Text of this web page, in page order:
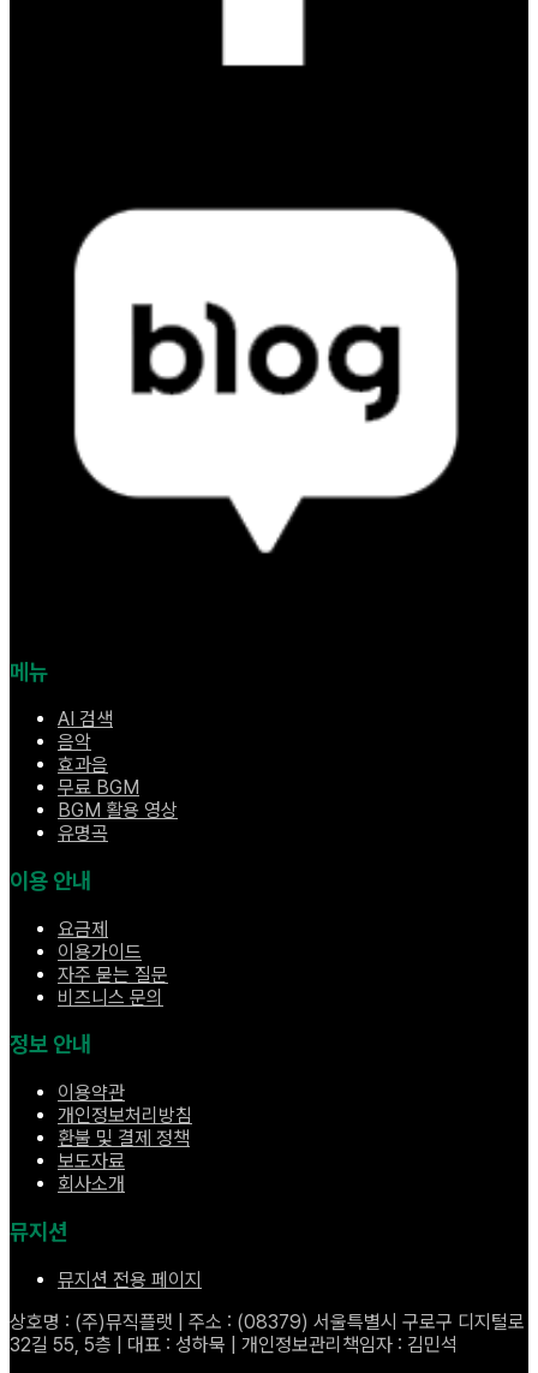
메뉴
AI 검색
음악
효과음
무료 BGM
BGM 활용 영상
유명곡
이용 안내
요금제
이용가이드
자주 묻는 질문
비즈니스 문의
정보 안내
이용약관
개인정보처리방침
환불 및 결제 정책
보도자료
회사소개
뮤지션
뮤지션 전용 페이지
상호명 : (주)뮤직플랫 | 주소 : (08379) 서울특별시 구로구 디지털로
32길 55, 5층 | 대표 : 성하묵 | 개인정보관리책임자 : 김민석